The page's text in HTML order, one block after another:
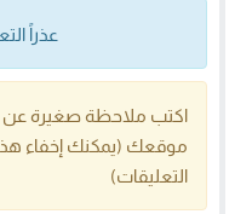
عذراً
اكتب ملاحظة صغيرة عن
موقعك (يمكنك إخفاء
التعليقات)